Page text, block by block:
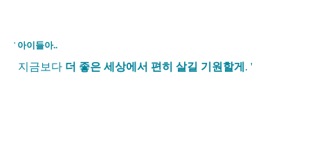
' 아이들아..
지금보다 더 좋은 세상에서 편히 살길 기원할게 . '